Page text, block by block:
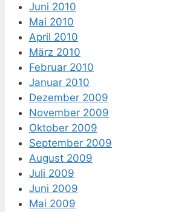
Juni 2010
Mai 2010
April 2010
März 2010
Februar 2010
Januar 2010
Dezember 2009
November 2009
Oktober 2009
September 2009
August 2009
Juli 2009
Juni 2009
Mai 2009